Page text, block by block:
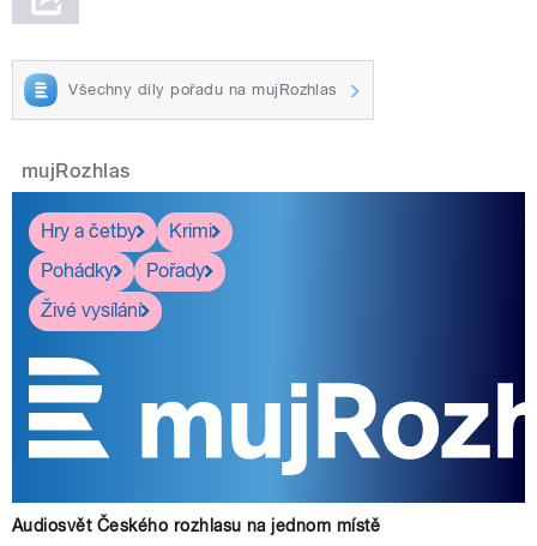
Všechny díly pořadu na mujRozhlas
mujRozhlas
Hry a četby
Krimi
Pohádky
Pořady
Živé vysílání
Audiosvět Českého rozhlasu na jednom místě